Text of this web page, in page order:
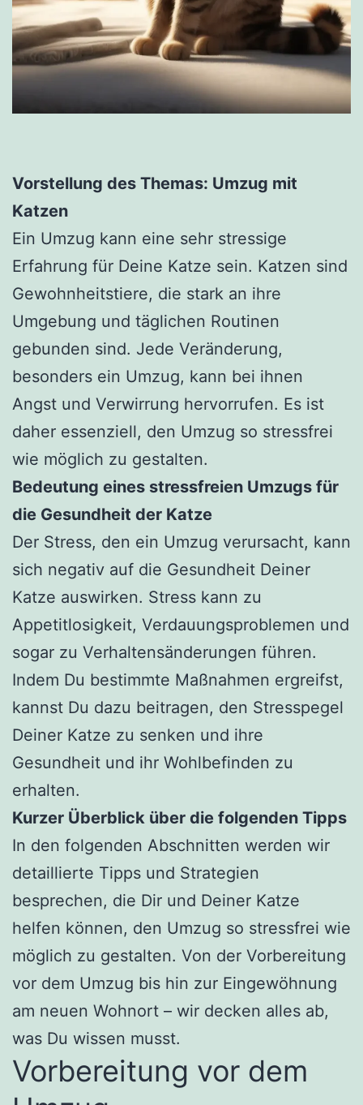
Vorstellung des Themas: Umzug mit
Katzen
Ein Umzug kann eine sehr stressige
Erfahrung für Deine Katze sein. Katzen sind
Gewohnheitstiere, die stark an ihre
Umgebung und täglichen Routinen
gebunden sind. Jede Veränderung,
besonders ein Umzug, kann bei ihnen
Angst und Verwirrung hervorrufen. Es ist
daher essenziell, den Umzug so stressfrei
wie möglich zu gestalten.
Bedeutung eines stressfreien Umzugs für
die Gesundheit der Katze
Der Stress, den ein Umzug verursacht, kann
sich negativ auf die Gesundheit Deiner
Katze auswirken. Stress kann zu
Appetitlosigkeit, Verdauungsproblemen und
sogar zu Verhaltensänderungen führen.
Indem Du bestimmte Maßnahmen ergreifst,
kannst Du dazu beitragen, den Stresspegel
Deiner Katze zu senken und ihre
Gesundheit und ihr Wohlbefinden zu
erhalten.
Kurzer Überblick über die folgenden Tipps
In den folgenden Abschnitten werden wir
detaillierte Tipps und Strategien
besprechen, die Dir und Deiner Katze
helfen können, den Umzug so stressfrei wie
möglich zu gestalten. Von der Vorbereitung
vor dem Umzug bis hin zur Eingewöhnung
am neuen Wohnort – wir decken alles ab,
was Du wissen musst.
Vorbereitung vor dem